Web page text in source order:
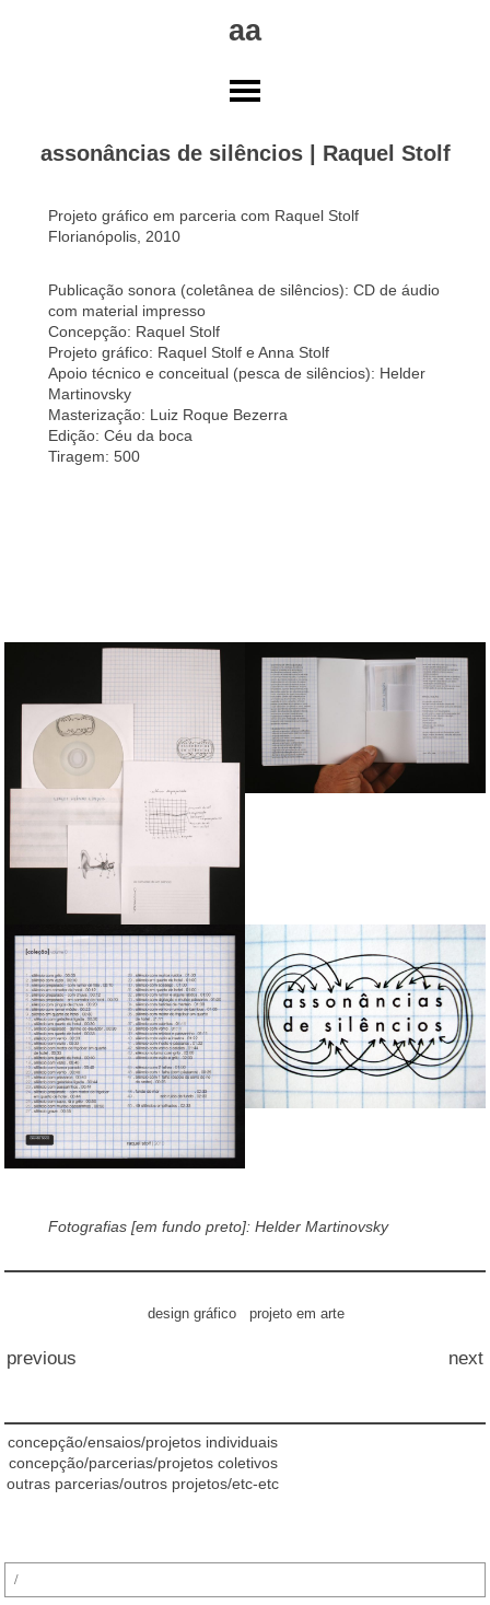
aa
assonâncias de silêncios | Raquel Stolf
Projeto gráfico em parceria com Raquel Stolf
Florianópolis, 2010
Publicação sonora (coletânea de silêncios): CD de áudio
com material impresso
Concepção: Raquel Stolf
Projeto gráfico: Raquel Stolf e Anna Stolf
Apoio técnico e conceitual (pesca de silêncios): Helder
Martinovsky
Masterização: Luiz Roque Bezerra
Edição: Céu da boca
Tiragem: 500
Fotografias [em fundo preto]: Helder Martinovsky
design gráfico projeto em arte
previous next
concepção/ensaios/projetos individuais
concepção/parcerias/projetos coletivos
outras parcerias/outros projetos/etc-etc
Pesquisar